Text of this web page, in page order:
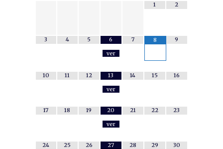
1
2
3 4 5
6
ver
7 8 9
10 11 12
13
ver
14 15 16
17 18 19
20
ver
21 22 23
24 25 26
27
28 29 30